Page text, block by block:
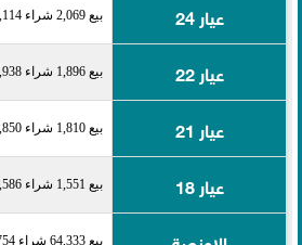
عيار 24
بيع 2,069 شراء 2,114
عيار 22 بيع 1,896 شراء 1,938
عيار 21 بيع 1,810 شراء 1,850
عيار 18 بيع 1,551 شراء 1,586
بيع 64,333 شراء 65,754